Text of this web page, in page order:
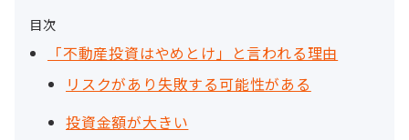
目次
「不動産投資はやめとけ」と言われる理由
リスクがあり失敗する可能性がある
投資金額が大きい